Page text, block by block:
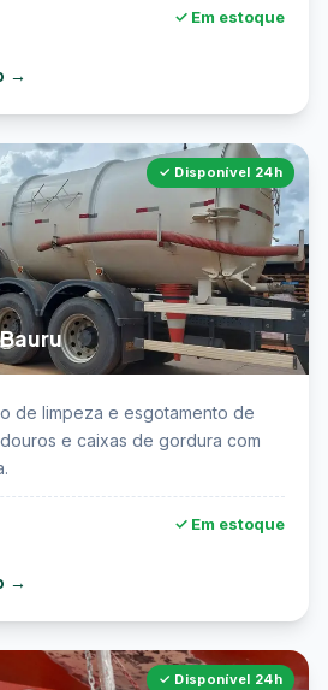
✓ Em estoque
→
✓ Disponível 24h
de limpeza e esgotamento de
e caixas de gordura com
✓ Em estoque
→
✓ Disponível 24h